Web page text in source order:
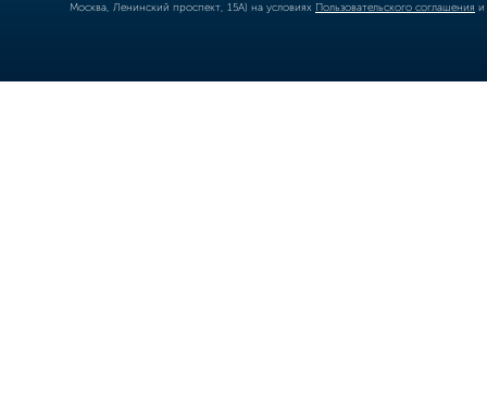
Москва, Ленинский проспект, 15А) на условиях Пользовательского соглашения и